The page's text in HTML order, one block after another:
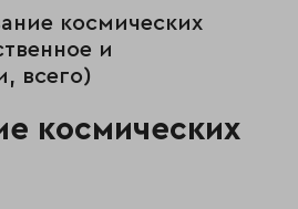
космических
и
всего)
космических